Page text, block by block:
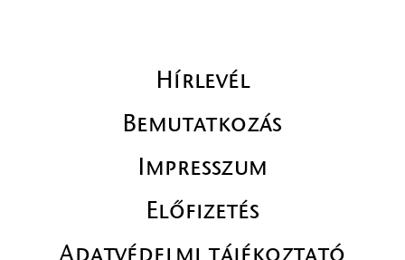
Hírlevél
Bemutatkozás
Impresszum
Előfizetés
Adatvédelmi tájékoztató